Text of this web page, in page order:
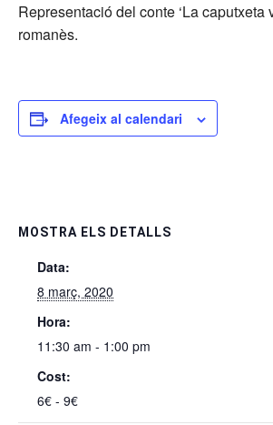
Representació del conte ‘La caputxeta
romanès.
Afegeix al calendari
MOSTRA ELS DETALLS
Data:
8 març, 2020
Hora:
11:30 am - 1:00 pm
Cost:
6€ - 9€